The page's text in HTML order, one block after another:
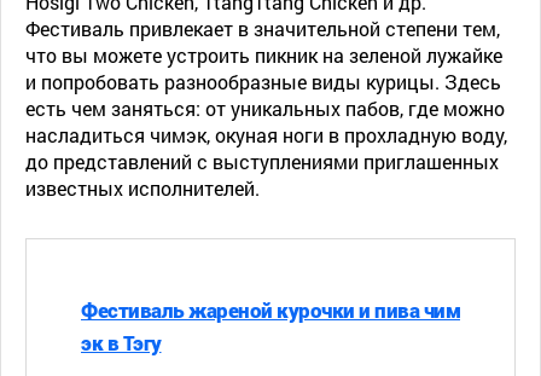
Фестиваль привлекает в значительной степени тем,
что вы можете устроить пикник на зеленой лужайке
и попробовать разнообразные виды курицы. Здесь
есть чем заняться: от уникальных пабов, где можно
насладиться чимэк, окуная ноги в прохладную воду,
до представлений с выступлениями приглашенных
известных исполнителей.
Фестиваль жареной курочки и пива чим
эк в Тэгу